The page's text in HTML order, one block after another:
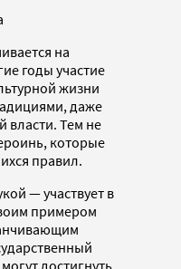
на
годы участие
жизни
даже
власти. Тем не
которые
правил.
— участвует в
примером
достигнуть